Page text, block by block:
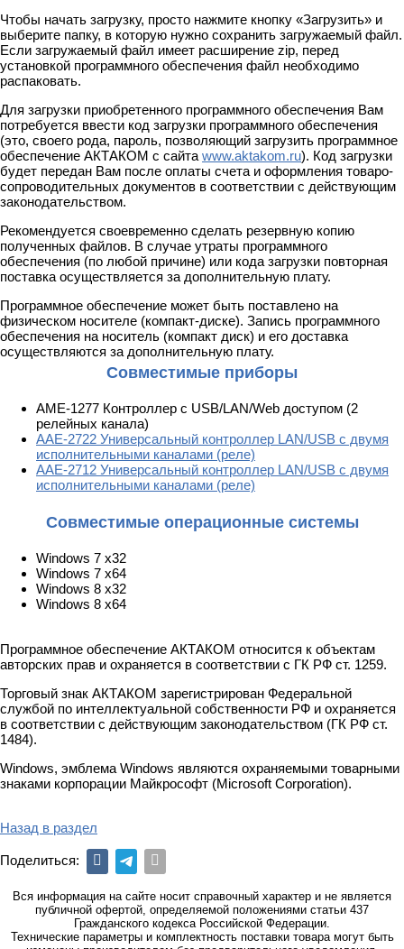
Чтобы начать загрузку, просто нажмите кнопку «Загрузить» и
выберите папку, в которую нужно сохранить загружаемый файл.
Если загружаемый файл имеет расширение zip, перед
установкой программного обеспечения файл необходимо
распаковать.
Для загрузки приобретенного программного обеспечения Вам
потребуется ввести код загрузки программного обеспечения
(это, своего рода, пароль, позволяющий загрузить программное
обеспечение АКТАКОМ с сайта www.aktakom.ru). Код загрузки
будет передан Вам после оплаты счета и оформления товаро-
сопроводительных документов в соответствии с действующим
законодательством.
Рекомендуется своевременно сделать резервную копию
полученных файлов. В случае утраты программного
обеспечения (по любой причине) или кода загрузки повторная
поставка осуществляется за дополнительную плату.
Программное обеспечение может быть поставлено на
физическом носителе (компакт-диске). Запись программного
обеспечения на носитель (компакт диск) и его доставка
осуществляются за дополнительную плату.
Совместимые приборы
АМЕ-1277 Контроллер с USB/LAN/Web доступом (2
релейных канала)
ААЕ-2722 Универсальный контроллер LAN/USB с двумя
исполнительными каналами (реле)
ААЕ-2712 Универсальный контроллер LAN/USB с двумя
исполнительными каналами (реле)
Совместимые операционные системы
Windows 7 x32
Windows 7 x64
Windows 8 x32
Windows 8 x64
Программное обеспечение АКТАКОМ относится к объектам
авторских прав и охраняется в соответствии с ГК РФ ст. 1259.
Торговый знак АКТАКОМ зарегистрирован Федеральной
службой по интеллектуальной собственности РФ и охраняется
в соответствии с действующим законодательством (ГК РФ ст.
1484).
Windows, эмблема Windows являются охраняемыми товарными
знаками корпорации Майкрософт (Microsoft Corporation).
Назад в раздел
Поделиться:
Вся информация на сайте носит справочный характер и не является
публичной офертой, определяемой положениями статьи 437
Гражданского кодекса Российской Федерации.
Технические параметры и комплектность поставки товара могут быть